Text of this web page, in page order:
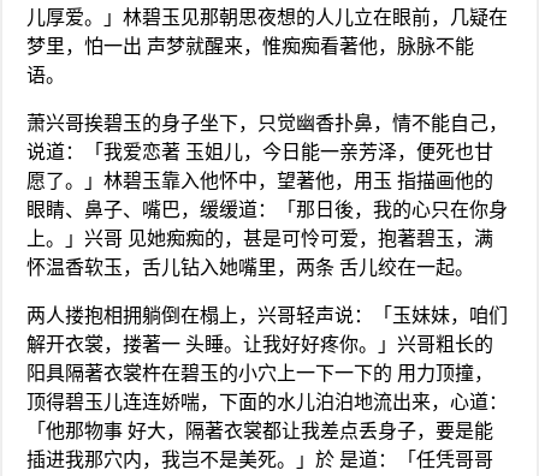
儿厚爱。」林碧玉见那朝思夜想的人儿立在眼前，几疑在
梦里，怕一出 声梦就醒来，惟痴痴看著他，脉脉不能
语。
萧兴哥挨碧玉的身子坐下，只觉幽香扑鼻，情不能自己，
说道：「我爱恋著 玉姐儿，今日能一亲芳泽，便死也甘
愿了。」林碧玉靠入他怀中，望著他，用玉 指描画他的
眼睛、鼻子、嘴巴，缓缓道：「那日後，我的心只在你身
上。」兴哥 见她痴痴的，甚是可怜可爱，抱著碧玉，满
怀温香软玉，舌儿钻入她嘴里，两条 舌儿绞在一起。
两人搂抱相拥躺倒在榻上，兴哥轻声说：「玉妹妹，咱们
解开衣裳，搂著一 头睡。让我好好疼你。」兴哥粗长的
阳具隔著衣裳杵在碧玉的小穴上一下一下的 用力顶撞，
顶得碧玉儿连连娇喘，下面的水儿泊泊地流出来，心道：
「他那物事 好大，隔著衣裳都让我差点丢身子，要是能
插进我那穴内，我岂不是美死。」於 是道：「任凭哥哥